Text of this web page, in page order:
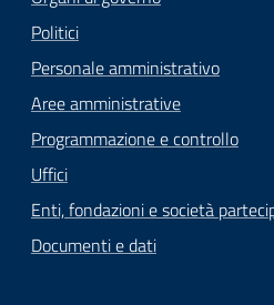
Politici
Personale amministrativo
Aree amministrative
Programmazione e controllo
Uffici
Enti, fondazioni e società
Documenti e dati